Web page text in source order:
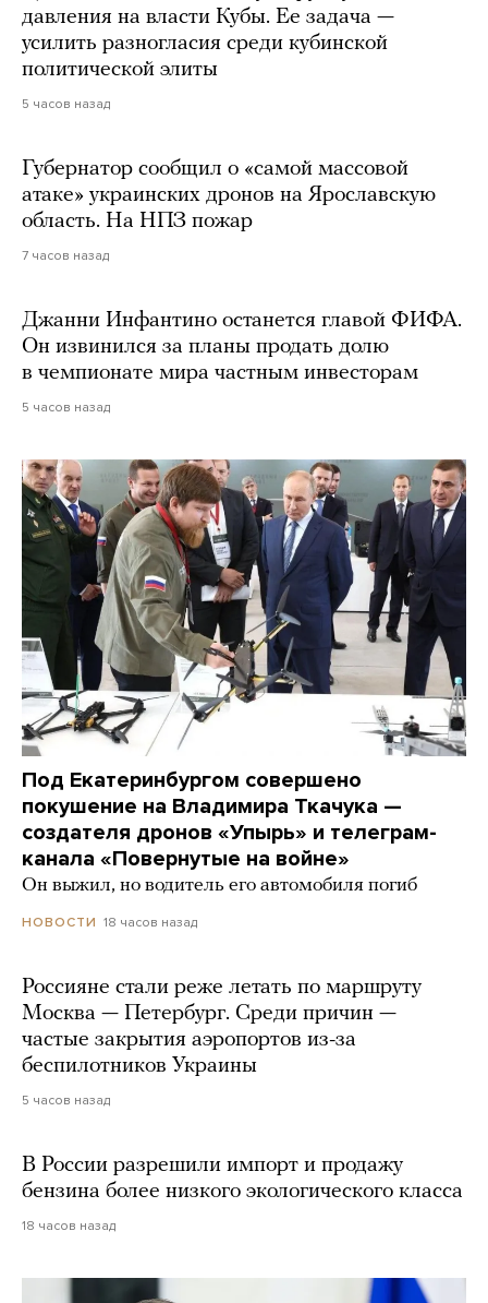
давления на власти Кубы. Ее задача —
усилить разногласия среди кубинской
политической элиты
5 часов назад
Губернатор сообщил о «самой массовой
атаке» украинских дронов на Ярославскую
область. На НПЗ пожар
7 часов назад
Джанни Инфантино останется главой ФИФА.
Он извинился за планы продать долю
в чемпионате мира частным инвесторам
5 часов назад
Под Екатеринбургом совершено
покушение на Владимира Ткачука —
создателя дронов «Упырь» и телеграм-
канала «Повернутые на войне»
Он выжил, но водитель его автомобиля погиб
НОВОСТИ 18 часов назад
Россияне стали реже летать по маршруту
Москва — Петербург. Среди причин —
частые закрытия аэропортов из-за
беспилотников Украины
5 часов назад
В России разрешили импорт и продажу
бензина более низкого экологического класса
18 часов назад